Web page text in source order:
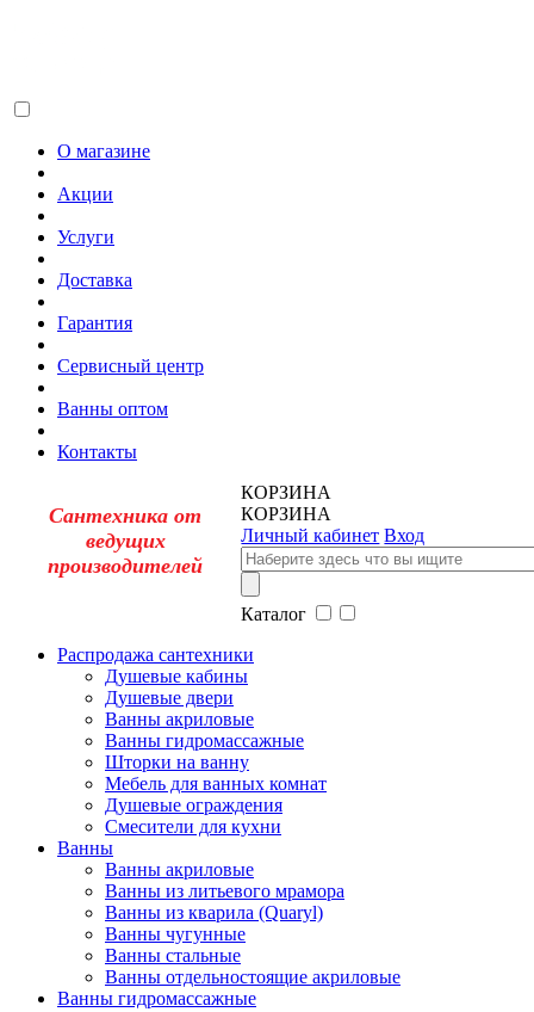
О магазине
Акции
Услуги
Доставка
Гарантия
Сервисный центр
Ванны оптом
Контакты
Сантехника от
ведущих
производителей
КОРЗИНА
КОРЗИНА
Личный кабинет Вход
Каталог
Распродажа сантехники
Душевые кабины
Душевые двери
Ванны акриловые
Ванны гидромассажные
Шторки на ванну
Мебель для ванных комнат
Душевые ограждения
Смесители для кухни
Ванны
Ванны акриловые
Ванны из литьевого мрамора
Ванны из кварила (Quaryl)
Ванны чугунные
Ванны стальные
Ванны отдельностоящие акриловые
Ванны гидромассажные